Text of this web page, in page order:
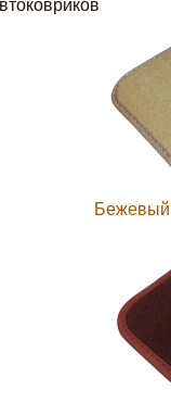
Бежевый